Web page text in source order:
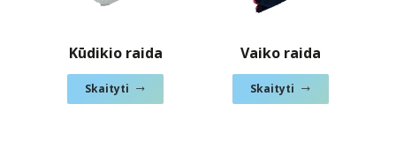
Kūdikio raida
Skaityti
Vaiko raida
Skaityti